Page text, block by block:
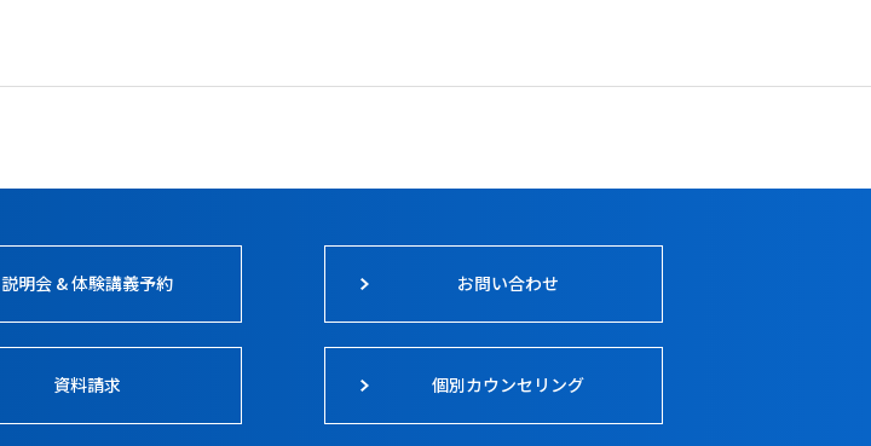
説明会 & 体験講義予約 お問い合わせ
資料請求 個別カウンセリング